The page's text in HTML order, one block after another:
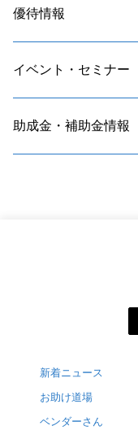
優待情報
イベント・セミナー
助成金・補助金情報
新着ニュース
お助け道場
ベンダーさん